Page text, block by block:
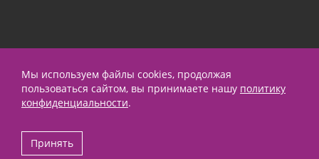
© 1995-2026 ООО «ПиАрНьюс Партнерс»
+7 (495) 789-4259
contact@prnews.ru
Мы используем файлы cookies, продолжая
пользоваться сайтом, вы принимаете нашу политику
конфиденциальности.
Принять